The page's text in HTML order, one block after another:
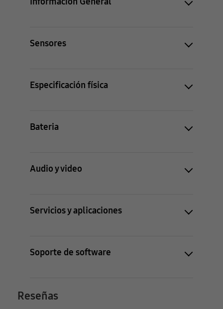
Sensores
Especificación física
Bateria
Audio y video
Servicios y aplicaciones
Soporte de software
Reseñas